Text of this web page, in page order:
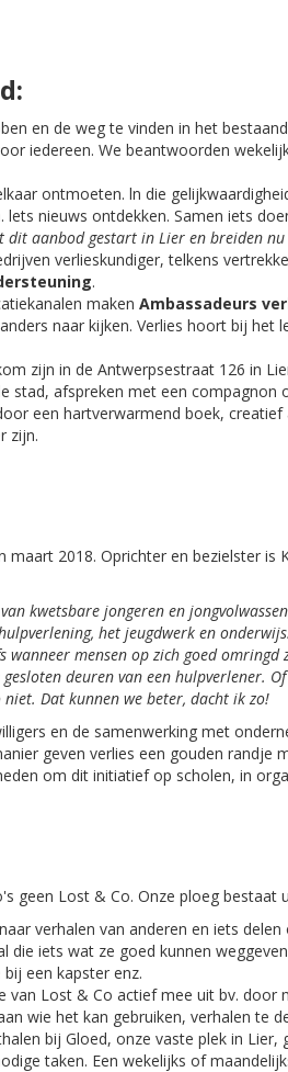
en de weg te vinden in het
iedereen. We beantwoorden
ontmoeten. ln die
lets nieuws ontdekken. Samen iets
dit aanbod gestart in Lier en breiden
verlieskundiger, telkens
.
maken Ambassadeurs
naar kijken. Verlies hoort bij het
zijn in de Antwerpsestraat 126 in
stad, afspreken met een
een hartverwarmend boek,
zijn.
2018. Oprichter en bezielster is
van kwetsbare jongeren en
het jeugdwerk en
wanneer mensen op zich goed
deuren van een hulpverlener.
Dat kunnen we beter, dacht ik zo!
en de samenwerking met
geven verlies een gouden randje
om dit initiatief op scholen, in
geen Lost & Co. Onze ploeg bestaat
verhalen van anderen en iets
die iets wat ze goed kunnen
een kapster enz.
van Lost & Co actief mee uit bv.
wie het kan gebruiken, verhalen te
bij Gloed, onze vaste plek in
taken. Een wekelijks of